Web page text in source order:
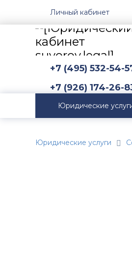
Личный кабинет
+7 (495) 532-54-
+7 (926) 174-26-
Юридические
Юридические услуги